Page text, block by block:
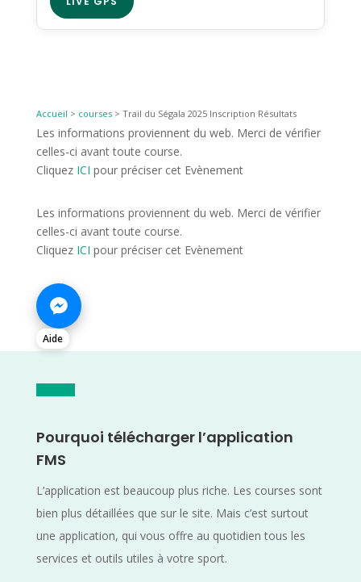
Accueil > courses> Trail du Ségala 2025 Inscription Résultats
Les informations proviennent du web. Merci de vérifier
celles-ci avant toute course.
Cliquez ICI pour préciser cet Evènement
Les informations proviennent du web. Merci de vérifier
celles-ci avant toute course.
Cliquez ICI pour préciser cet Evènement
Aide
Pourquoi télécharger l’application
FMS
L’application est beaucoup plus riche. Les courses sont
bien plus détaillées que sur le site. Mais c’est surtout
une application, qui vous offre au quotidien tous les
services et outils utiles à votre sport.